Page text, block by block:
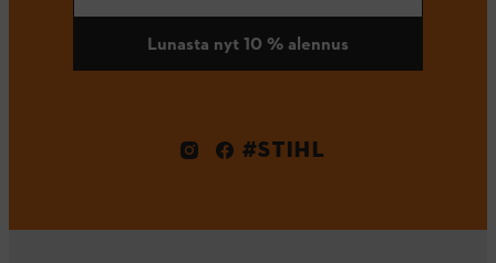
Lunasta nyt 10 % alennus
#STIHL